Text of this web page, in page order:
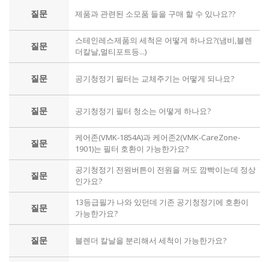
질문 제품과 관련된 소모품 들을 구매 할 수 있나요??
질문
스테인레스제품의 세척은 어떻게 하나요?(냄비,블렌
더칼날,멀티포트등...)
질문 공기청정기 필터는 교체주기는 어떻게 되나요?
질문 공기청정기 필터 청소는 어떻게 하나요?
질문
케어존(VMK-1854A)과 케어존2(VMK-CareZone-
1901)는 필터 호환이 가능한가요?
질문
공기청정기 전원버튼이 전원을 꺼도 깜빡이는데 정상
인가요?
질문
13등급필가 나와 있던데 기존 공기청정기에 호환이
가능한가요?
질문 블렌더 칼날을 분리해서 세척이 가능한가요?